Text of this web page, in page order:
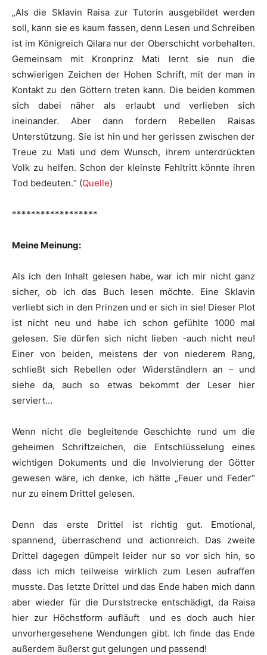
„Als die Sklavin Raisa zur Tutorin ausgebildet werden
soll, kann sie es kaum fassen, denn Lesen und Schreiben
ist im Königreich Qilara nur der Oberschicht vorbehalten.
Gemeinsam mit Kronprinz Mati lernt sie nun die
schwierigen Zeichen der Hohen Schrift, mit der man in
Kontakt zu den Göttern treten kann. Die beiden kommen
sich dabei näher als erlaubt und verlieben sich
ineinander. Aber dann fordern Rebellen Raisas
Unterstützung. Sie ist hin und her gerissen zwischen der
Treue zu Mati und dem Wunsch, ihrem unterdrückten
Volk zu helfen. Schon der kleinste Fehltritt könnte ihren
Tod bedeuten.“ (Quelle)
******************
Meine Meinung:
Als ich den Inhalt gelesen habe, war ich mir nicht ganz
sicher, ob ich das Buch lesen möchte. Eine Sklavin
verliebt sich in den Prinzen und er sich in sie! Dieser Plot
ist nicht neu und habe ich schon gefühlte 1000 mal
gelesen. Sie dürfen sich nicht lieben -auch nicht neu!
Einer von beiden, meistens der von niederem Rang,
schließt sich Rebellen oder Widerständlern an – und
siehe da, auch so etwas bekommt der Leser hier
serviert…
Wenn nicht die begleitende Geschichte rund um die
geheimen Schriftzeichen, die Entschlüsselung eines
wichtigen Dokuments und die Involvierung der Götter
gewesen wäre, ich denke, ich hätte „Feuer und Feder“
nur zu einem Drittel gelesen.
Denn das erste Drittel ist richtig gut. Emotional,
spannend, überraschend und actionreich. Das zweite
Drittel dagegen dümpelt leider nur so vor sich hin, so
dass ich mich teilweise wirklich zum Lesen aufraffen
musste. Das letzte Drittel und das Ende haben mich dann
aber wieder für die Durststrecke entschädigt, da Raisa
hier zur Höchstform aufläuft und es doch auch hier
unvorhergesehene Wendungen gibt. Ich finde das Ende
außerdem äußerst gut gelungen und passend!